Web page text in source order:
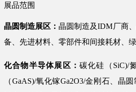
展品范围
晶圆制造展区：晶圆制造及IDM厂商
备、先进材料、零部件和间接耗材、
化合物半导体展区： 碳化硅（SiC)/
（GaAS)/氧化镓Ga2O3/金刚石、晶